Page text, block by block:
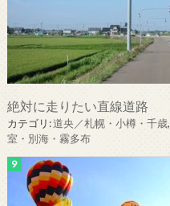
絶対に走りたい直線道路
カテゴリ:道央／札幌・小樽・千歳,
室・別海・霧多布